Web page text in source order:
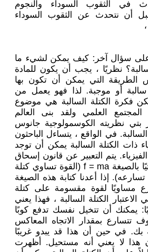
في الثقوب السوداء والنجوم
قبل أن نتحدث عن الثقوب السوداء
على سؤال آخر: كيف يمكن لشيء ما
نظريًا ، يجب أن يكون للمادة
الطريقة التي يمكن أن تكون بها
سالبة أو موجبة. لذا فهو يعمل من
لكن فكرة الكتلة السالبة هي موضوع
العلمي ولقد بنى العالم
بتي نظريته الكوسمولوجية جانوس
في الواقع ، يتساءل الباحثون
ذات الكتلة السالبة يمكن أن توجد
يتم التعبير عن قانون إسحاق
نيوتن الثاني رياضياتيًا بالصيغة f = ma (القوة تساوي كتلة
إذا أعدنا كتابة هذه الصيغة
مساويًا لقوة مقسومة على كتلة
الكتلة السالبة ، فهذا يعني
يمكنك أن تتخيل نفسك تدفع كوبًا
تتسارع بمقدار الاتجاه المعاكس
بك. في حين أن هذا قد يبدو غريبًا
أن هذا لا يعني أنه مستحيل. أظهرت